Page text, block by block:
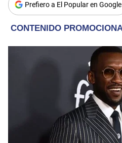
Prefiero a El Popular en Google